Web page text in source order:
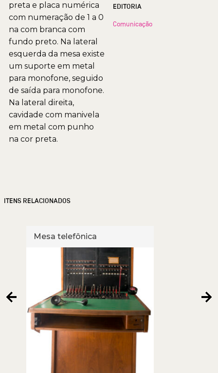
preta e placa numérica
com numeração de 1 a 0
na com branca com
fundo preto. Na lateral
esquerda da mesa existe
um suporte em metal
para monofone, seguido
de saída para monofone.
Na lateral direita,
cavidade com manivela
em metal com punho
na cor preta.
EDITORIA
Comunicação
ITENS RELACIONADOS
Mesa telefônica